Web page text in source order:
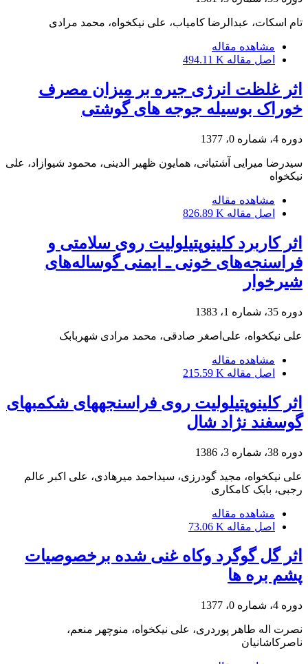
تام اسکات، عبدالرضا کامیاب، علی نیکخواه، محمد مرادی
مشاهده مقاله
اصل مقاله 494.11 K
اثر غلظت انرژی جیره بر میزان مصرف
خوراک بوسیله جوجه های گوشتی
دوره 4، شماره 0، 1377
سیدرضا میرایی آشتیانی، همایون ظهیر الدینی، محمود شیوازاد، علی
نیکخواه
مشاهده مقاله
اصل مقاله 826.89 K
اثر کاربرد کلینوپتیلولیت روی سلامتی و
فراسنجه‌های خونی ـ ایمنی گوساله‌های
شیرخوار
دوره 35، شماره 1، 1383
علی نیکخواه، علی‌اصغر صادقی، محمد مرادی شهربابک
مشاهده مقاله
اصل مقاله 215.59 K
اثر کلینوپتیلولیت روی فراسنجههای شکمبهای
گوسفند نژاد شال
دوره 38، شماره 3، 1386
علی نیکخواه، مجید گودرزی، سیداحمد میرهادی، علی اکبر عالم
رجبی، بابک کامکاری
مشاهده مقاله
اصل مقاله 73.06 K
اثر گل گوگرد وکاه غنی شده برخصوصیات
پشم بره ها
دوره 4، شماره 0، 1377
نصرت اله طاهر پوردری، علی نیکخواه، منوچهر منعم،
ناصرکاشانیان